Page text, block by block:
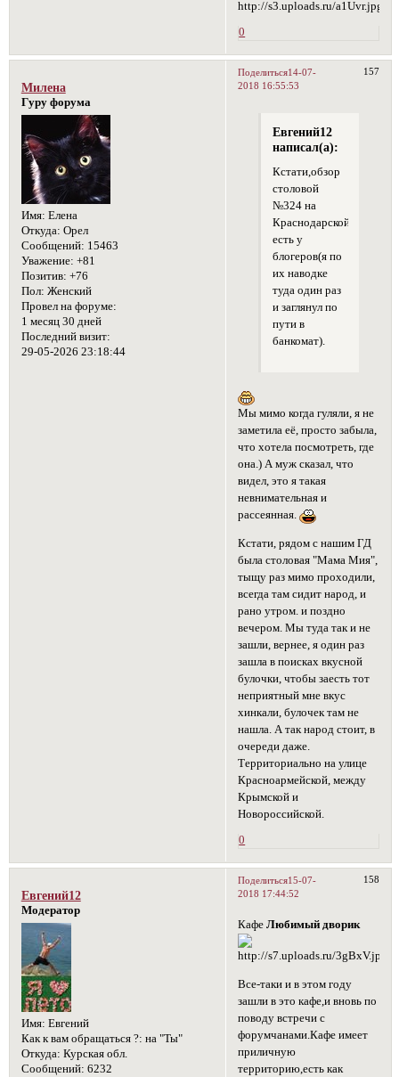
0
Поделиться 157
14-07-
2018 16:55:53
Милена
Гуру форума
Имя: Елена
Откуда: Орел
Сообщений: 15463
Уважение: +81
Позитив: +76
Пол: Женский
Провел на форуме:
1 месяц 30 дней
Последний визит:
29-05-2026 23:18:44
Евгений12
написал(а):
Кстати,обзор
столовой
№324 на
Краснодарской,8
есть у
блогеров(я по
их наводке
туда один раз
и заглянул по
пути в
банкомат).
Мы мимо когда гуляли, я не
заметила её, просто забыла,
что хотела посмотреть, где
она.) А муж сказал, что
видел, это я такая
невнимательная и
рассеянная.
Кстати, рядом с нашим ГД
была столовая "Мама Мия",
тыщу раз мимо проходили,
всегда там сидит народ, и
рано утром. и поздно
вечером. Мы туда так и не
зашли, вернее, я один раз
зашла в поисках вкусной
булочки, чтобы заесть тот
неприятный мне вкус
хинкали, булочек там не
нашла. А так народ стоит, в
очереди даже.
Территориально на улице
Красноармейской, между
Крымской и
Новороссийской.
0
Поделиться 158
15-07-
2018 17:44:52
Евгений12
Модератор
Имя: Евгений
Как к вам обращаться ?: на "Ты"
Откуда: Курская обл.
Сообщений: 6232
КафеЛюбимый дворик
Все-таки и в этом году
зашли в это кафе,и вновь по
поводу встречи с
форумчанами.Кафе имеет
приличную
территорию,есть как